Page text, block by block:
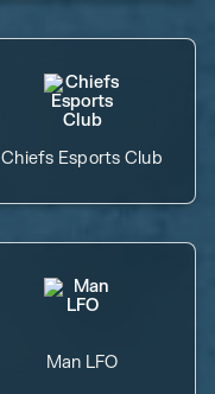
Chiefs Esports Club
Man LFO